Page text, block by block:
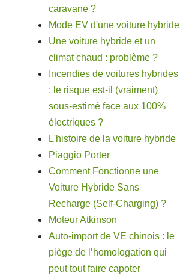
caravane ?
Mode EV d'une voiture hybride
Une voiture hybride et un
climat chaud : problème ?
Incendies de voitures hybrides
: le risque est-il (vraiment)
sous-estimé face aux 100%
électriques ?
L'histoire de la voiture hybride
Piaggio Porter
Comment Fonctionne une
Voiture Hybride Sans
Recharge (Self-Charging) ?
Moteur Atkinson
Auto-import de VE chinois : le
piège de l’homologation qui
peut tout faire capoter